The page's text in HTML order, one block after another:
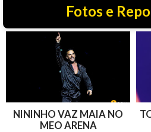
Fotos e
NININHO VAZ MAIA NO
MEO ARENA